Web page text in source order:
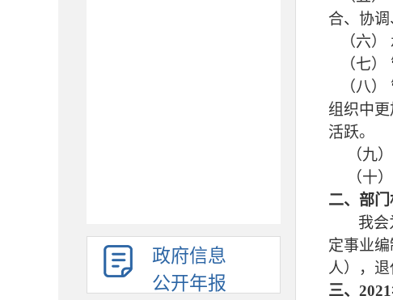
政府信息
公开年报
合、协
（六）
（七）
（八）
组织中
活跃。
（九
（十
二、部
我会
定事业编
人），退
三、